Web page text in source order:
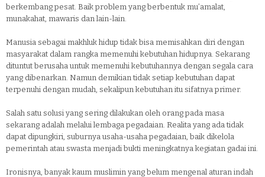
berkembang pesat. Baik problem yang berbentuk mu’amalat,
munakahat, mawaris dan lain-lain.
Manusia sebagai makhluk hidup tidak bisa memisahkan diri dengan
masyarakat dalam rangka memenuhi kebutuhan hidupnya. Sekarang
dituntut berusaha untuk memenuhi kebutuhannya dengan segala cara
yang dibenarkan. Namun demikian tidak setiap kebutuhan dapat
terpenuhi dengan mudah, sekalipun kebutuhan itu sifatnya primer.
Salah satu solusi yang sering dilakukan oleh orang pada masa
sekarang adalah melalui lembaga pegadaian. Realita yang ada tidak
dapat dipungkiri, suburnya usaha-usaha pegadaian, baik dikelola
pemerintah atau swasta menjadi bukti meningkatnya kegiatan gadai ini.
Ironisnya, banyak kaum muslimin yang belum mengenal aturan indah